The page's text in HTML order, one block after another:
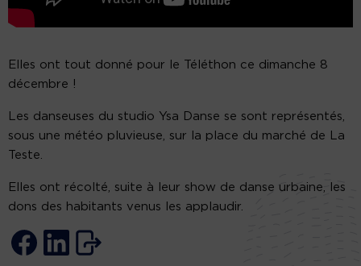
Elles ont tout donné pour le Téléthon ce dimanche 8
décembre !
Les danseuses du studio Ysa Danse se sont représentés,
sous une météo pluvieuse, sur la place du marché de La
Teste.
Elles ont récolté, suite à leur show de danse urbaine, les
dons des habitants venus les applaudir.